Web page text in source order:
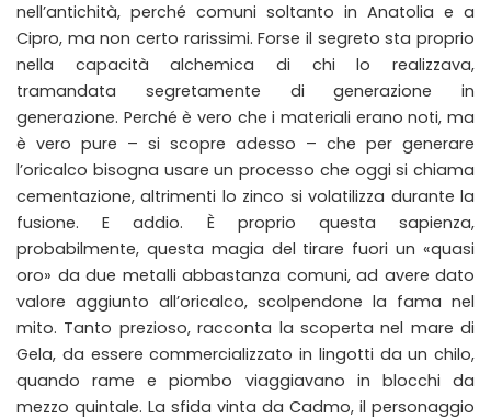
nell’antichità, perché comuni soltanto in Anatolia e a
Cipro, ma non certo rarissimi. Forse il segreto sta proprio
nella capacità alchemica di chi lo realizzava,
tramandata segretamente di generazione in
generazione. Perché è vero che i materiali erano noti, ma
è vero pure – si scopre adesso – che per generare
l’oricalco bisogna usare un processo che oggi si chiama
cementazione, altrimenti lo zinco si volatilizza durante la
fusione. E addio. È proprio questa sapienza,
probabilmente, questa magia del tirare fuori un «quasi
oro» da due metalli abbastanza comuni, ad avere dato
valore aggiunto all’oricalco, scolpendone la fama nel
mito. Tanto prezioso, racconta la scoperta nel mare di
Gela, da essere commercializzato in lingotti da un chilo,
quando rame e piombo viaggiavano in blocchi da
mezzo quintale. La sfida vinta da Cadmo, il personaggio